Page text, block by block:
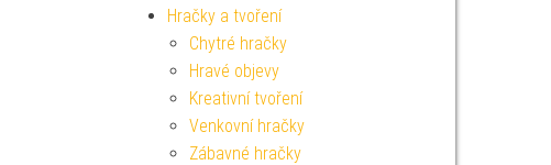
Hračky a tvoření
Chytré hračky
Hravé objevy
Kreativní tvoření
Venkovní hračky
Zábavné hračky